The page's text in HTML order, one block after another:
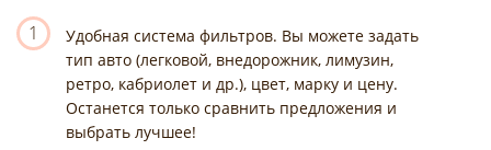
1
Удобная система фильтров. Вы можете задать
тип авто (легковой, внедорожник, лимузин,
ретро, кабриолет и др.), цвет, марку и цену.
Останется только сравнить предложения и
выбрать лучшее!